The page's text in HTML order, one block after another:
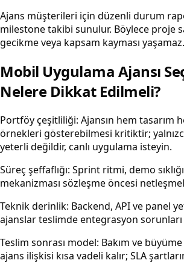
Ajans müşterileri için düzenli durum
milestone takibi sunulur. Böylece proje
gecikme veya kapsam kayması yaşamaz.
Mobil Uygulama Ajansı
Nelere Dikkat Edilmeli?
Portföy çeşitliliği: Ajansın hem tasarım
örnekleri gösterebilmesi kritiktir;
yeterli değildir, canlı uygulama isteyin.
Süreç şeffaflığı: Sprint ritmi, demo
mekanizması sözleşme öncesi
Teknik derinlik: Backend, API ve panel
ajanslar teslimde entegrasyon sorunları
Teslim sonrası model: Bakım ve
ajans ilişkisi kısa vadeli kalır; SLA